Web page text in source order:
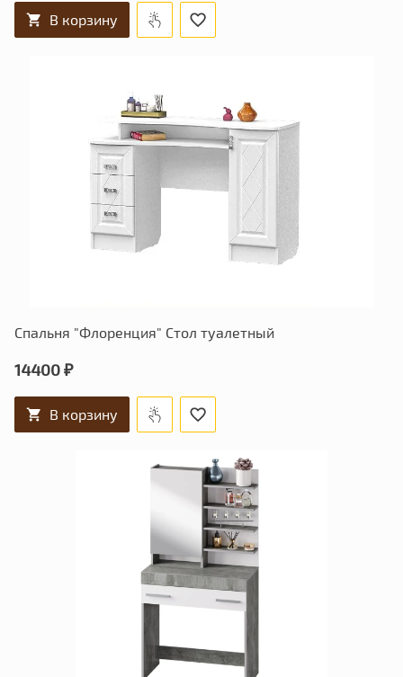
В корзину
Спальня "Флоренция" Стол туалетный
14400 ₽
В корзину